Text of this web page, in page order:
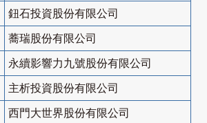
鈕石投資股份有限公司
蕎瑞股份有限公司
永續影響力九號股份有限公司
主析投資股份有限公司
西門大世界股份有限公司